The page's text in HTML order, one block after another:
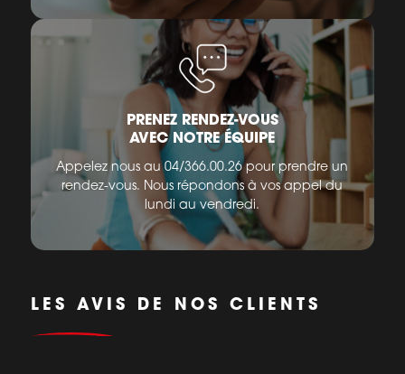
PRENEZ RENDEZ-VOUS
AVEC NOTRE ÉQUIPE
Appelez nous au 04/366.00.26 pour prendre un
rendez-vous. Nous répondons à vos appel du
lundi au vendredi.
LES AVIS DE NOS CLIENTS